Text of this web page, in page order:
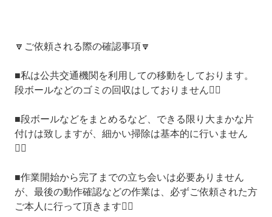
🔽ご依頼される際の確認事項🔽
■私は公共交通機関を利用しての移動をしております。
段ボールなどのゴミの回収はしておりません🙇‍♂️
■段ボールなどをまとめるなど、できる限り大まかな片
付けは致しますが、細かい掃除は基本的に行いません
🙇‍♂️
■作業開始から完了までの立ち会いは必要ありません
が、最後の動作確認などの作業は、必ずご依頼された方
ご本人に行って頂きます🙇‍♂️